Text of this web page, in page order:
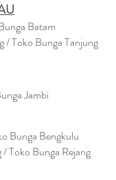
Batam
/ Toko Bunga Tanjung
Jambi
Bunga Bengkulu
Toko Bunga Rejang